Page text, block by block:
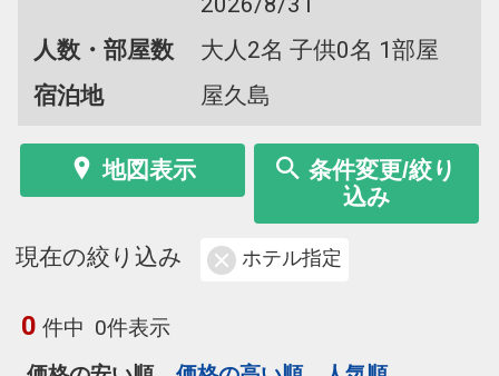
人数・部屋数
大人2名 子供0名 1部屋
宿泊地
屋久島
地図表示
条件変更/絞り
込み
現在の絞り込み ホテル指定
0 件中 0件表示